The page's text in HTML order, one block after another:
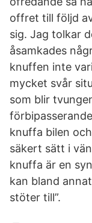
offret till följd
sig. Jag tolkar
åsamkades
knuffen inte
mycket svår
som blir
knuffa bilen
säkert sätt i
knuffa är en
kan bland
stöter till”.